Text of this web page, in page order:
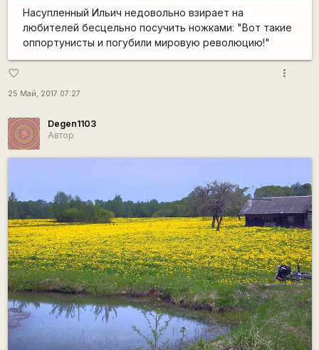
Насупленный Ильич недовольно взирает на
любителей бесцельно посучить ножками: "Вот такие
оппортунисты и погубили мировую революцию!"
favorite_border
25 Май, 2017 07:27
more_vert
Degen1103
Автор